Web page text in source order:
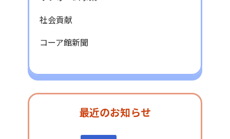
社会貢献
コーア館新聞
最近のお知らせ